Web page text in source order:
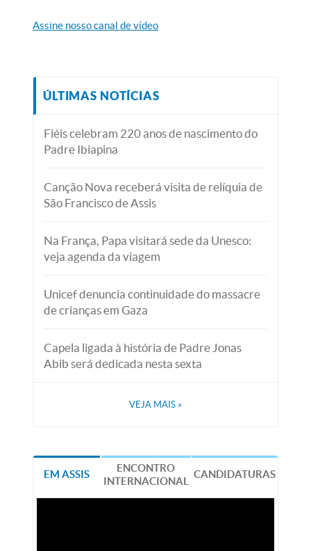
Assine nosso canal de vídeo
ÚLTIMAS NOTÍCIAS
Fiéis celebram 220 anos de nascimento do
Padre Ibiapina
Canção Nova receberá visita de relíquia de
São Francisco de Assis
Na França, Papa visitará sede da Unesco:
veja agenda da viagem
Unicef denuncia continuidade do massacre
de crianças em Gaza
Capela ligada à história de Padre Jonas
Abib será dedicada nesta sexta
VEJA MAIS »
EM ASSIS
ENCONTRO
INTERNACIONAL
CANDIDATURAS